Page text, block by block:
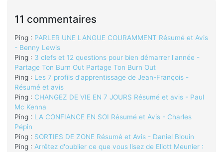
11 commentaires
Ping : PARLER UNE LANGUE COURAMMENT Résumé et Avis
- Benny Lewis
Ping : 3 clefs et 12 questions pour bien démarrer l'année -
Partage Ton Burn Out Partage Ton Burn Out
Ping : Les 7 profils d'apprentissage de Jean-François -
Résumé et avis
Ping : CHANGEZ DE VIE EN 7 JOURS Résumé et avis - Paul
Mc Kenna
Ping : LA CONFIANCE EN SOI Résumé et Avis - Charles
Pépin
Ping : SORTIES DE ZONE Résumé et Avis - Daniel Blouin
Ping : Arrêtez d'oublier ce que vous lisez de Eliott Meunier :